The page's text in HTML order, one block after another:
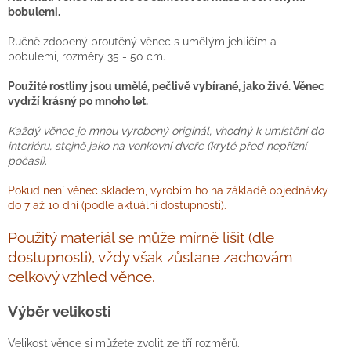
bobulemi.
Ručně zdobený proutěný věnec s umělým jehličím a
bobulemi, rozměry 35 - 50 cm.
Použité rostliny jsou umělé, pečlivě vybírané, jako živé. Věnec
vydrží krásný po mnoho let.
Každý věnec je mnou vyrobený originál, vhodný k umístění do
interiéru, stejně jako na venkovní dveře (kryté před nepřízní
počasí).
Pokud není věnec skladem, vyrobím ho na základě objednávky
do 7 až 10 dní (podle aktuální dostupnosti).
Použitý materiál se může mírně lišit (dle
dostupnosti), vždy však zůstane zachovám
celkový vzhled věnce.
Výběr velikosti
Velikost věnce si můžete zvolit ze tří rozměrů.